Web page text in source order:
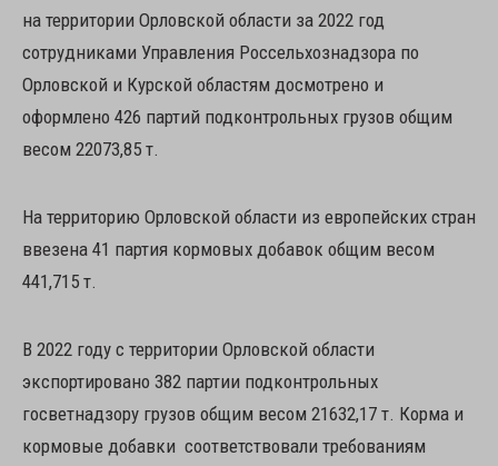
на территории Орловской области за 2022 год
сотрудниками Управления Россельхознадзора по
Орловской и Курской областям досмотрено и
оформлено 426 партий подконтрольных грузов общим
весом 22073,85 т.
На территорию Орловской области из европейских стран
ввезена 41 партия кормовых добавок общим весом
441,715 т.
В 2022 году с территории Орловской области
экспортировано 382 партии подконтрольных
госветнадзору грузов общим весом 21632,17 т. Корма и
кормовые добавки соответствовали требованиям